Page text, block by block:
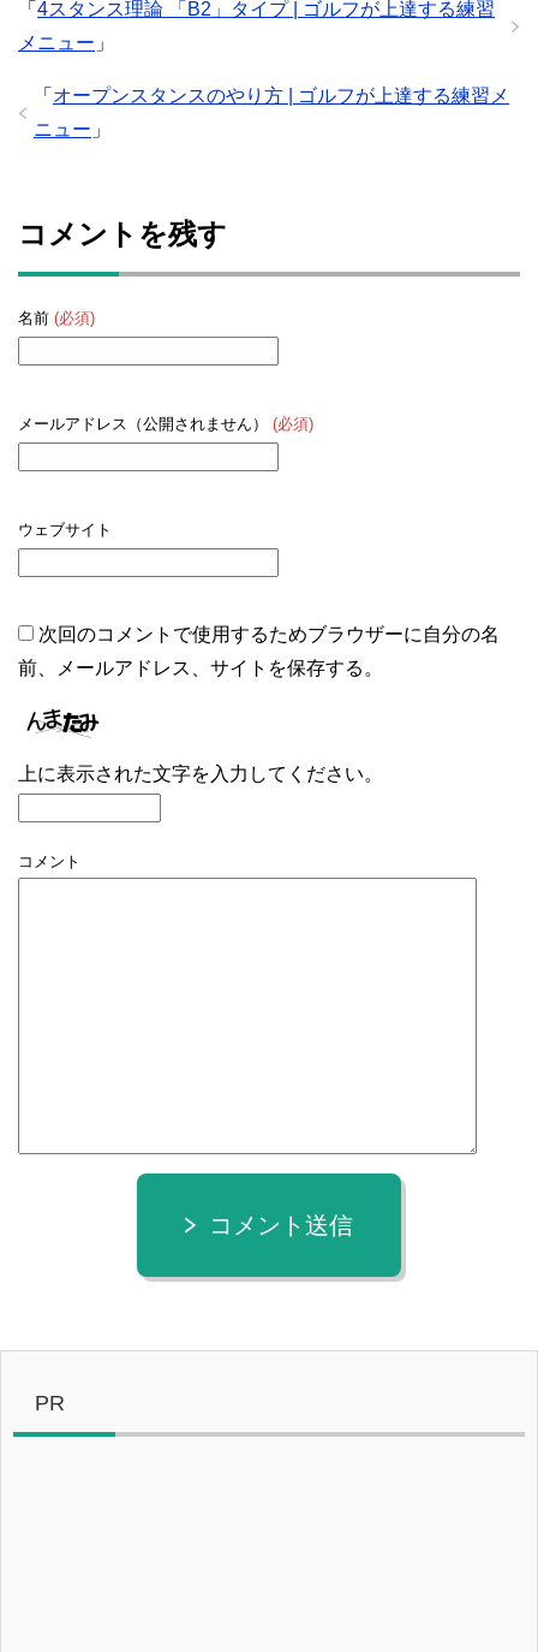
「 4スタンス理論 「B2」タイプ | ゴルフが上達する練習
メニュー 」
「 オープンスタンスのやり方 | ゴルフが上達する練習メ
ニュー 」
コメントを残す
名前 (必須)
メールアドレス（公開されません） (必須)
ウェブサイト
次回のコメントで使用するためブラウザーに自分の名
前、メールアドレス、サイトを保存する。
上に表示された文字を入力してください。
コメント
コメント送信
PR